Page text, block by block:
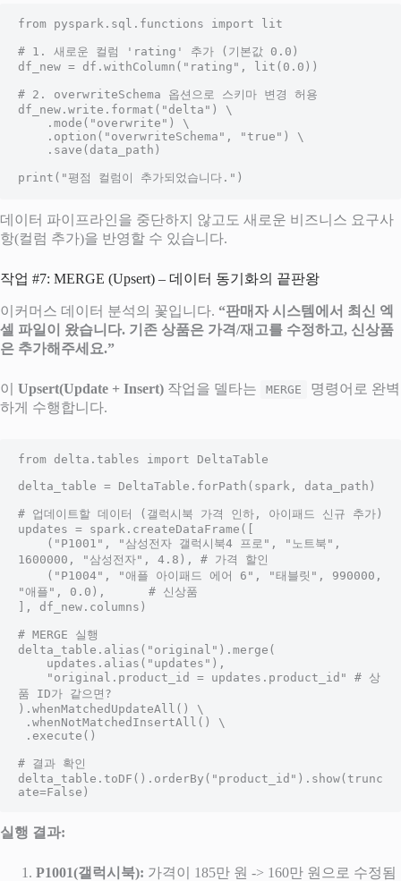
from pyspark.sql.functions import lit
# 1. 새로운 컬럼 'rating' 추가 (기본값 0.0)
df_new = df.withColumn("rating", lit(0.0))
# 2. overwriteSchema 옵션으로 스키마 변경 허용
df_new.write.format("delta") \
print("평점 컬럼이 추가되었습니다.")
데이터 파이프라인을 중단하지 않고도 새로운 비즈니스 요구사
항(컬럼 추가)을 반영할 수 있습니다.
작업 #7: MERGE (Upsert) – 데이터 동기화의 끝판왕
이커머스 데이터 분석의 꽃입니다. “판매자 시스템에서 최신 엑
셀 파일이 왔습니다. 기존 상품은 가격/재고를 수정하고, 신상품
은 추가해주세요.”
이 Upsert(Update + Insert) 작업을 델타는 MERGE
명령어로 완벽
하게 수행합니다.
from delta.tables import DeltaTable
delta_table = DeltaTable.forPath(spark, data_path)
# 업데이트할 데이터 (갤럭시북 가격 인하, 아이패드 신규 추가)
updates = spark.createDataFrame([
1600000, "삼성전자", 4.8), # 가격 할인
"애플", 0.0),      # 신상품
], df_new.columns)
# MERGE 실행
delta_table.alias("original").merge(
품 ID가 같으면?
).whenMatchedUpdateAll() \
# 결과 확인
delta_table.toDF().orderBy("product_id").show(trunc
ate=False)
실행 결과:
P1001(갤럭시북): 가격이 185만 원 -> 160만 원으로 수정됨